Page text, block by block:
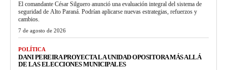
El comandante César Silguero anunció una evaluación integral del sistema de
seguridad de Alto Paraná. Podrían aplicarse nuevas estrategias, refuerzos y
cambios.
7 de agosto de 2026
POLÍTICA
DANI PEREIRA PROYECTA LA UNIDAD OPOSITORA MÁS ALLÁ
DE LAS ELECCIONES MUNICIPALES